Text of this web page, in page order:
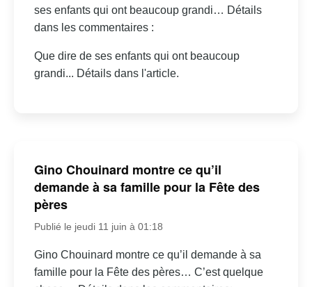
ses enfants qui ont beaucoup grandi… Détails
dans les commentaires :
Que dire de ses enfants qui ont beaucoup
grandi... Détails dans l'article.
Gino Chouinard montre ce qu’il
demande à sa famille pour la Fête des
pères
Publié le jeudi 11 juin à 01:18
Gino Chouinard montre ce qu’il demande à sa
famille pour la Fête des pères… C’est quelque